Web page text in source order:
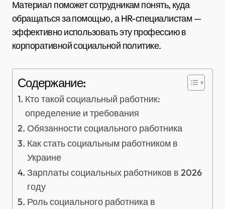
Материал поможет сотрудникам понять, куда
обращаться за помощью, а HR-специалистам —
эффективно использовать эту профессию в
корпоративной социальной политике.
Содержание:
Кто такой социальный работник:
определение и требования
Обязанности социального работника
Как стать социальным работником в
Украине
Зарплаты социальных работников в 2026
году
Роль социального работника в